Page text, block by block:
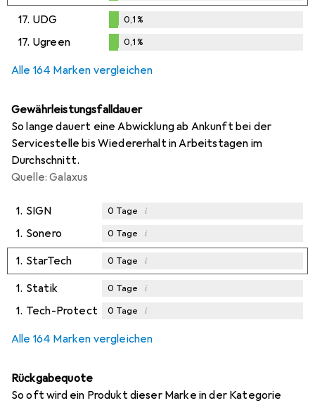
0,1%
17. UDG
%
0,1%
17. Ugreen 0,1%
Alle 164 Marken vergleichen
Gewährleistungsfalldauer
So lange dauert eine Abwicklung ab Ankunft bei der
Servicestelle bis Wiedererhalt in Arbeitstagen im
Durchschnitt.
Quelle: Galaxus
1. SIGN 0 Tage i
1. Sonero 0 Tage i
1. StarTech 0 Tage i
1. Statik 0 Tage i
1. Tech-Protect 0 Tage i
Alle 164 Marken vergleichen
Rückgabequote
So oft wird ein Produkt dieser Marke in der Kategorie